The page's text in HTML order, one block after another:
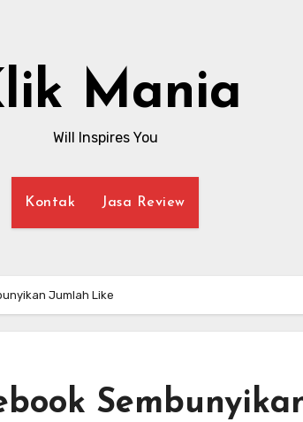
Mania
Will Inspires You
Kontak Jasa Review
Jumlah Like